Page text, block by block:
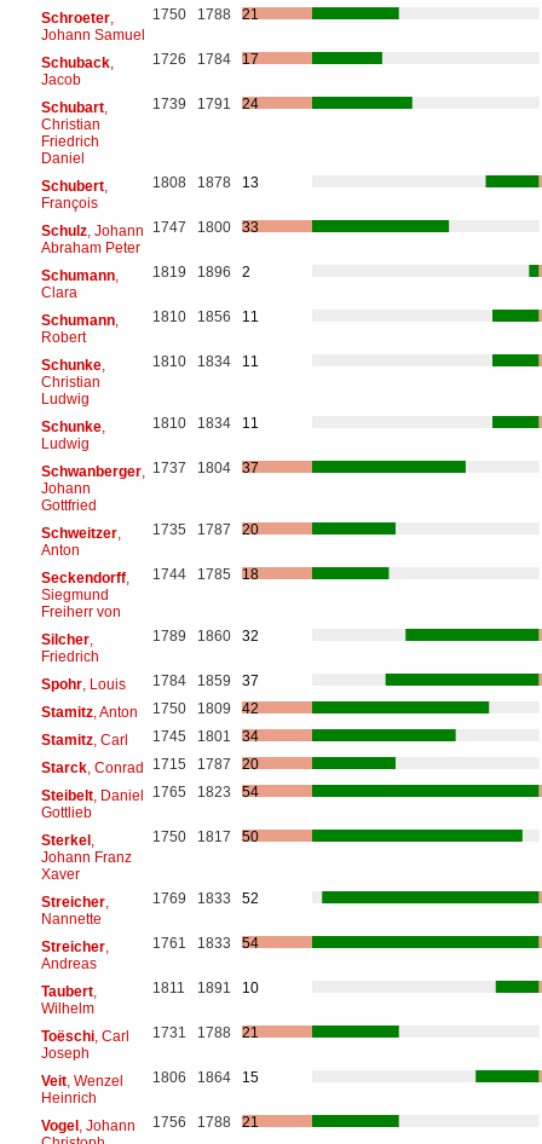
Schroeter,
Johann Samuel
1750 1788 21
Schuback,
Jacob
1726 1784 17
Schubart,
Christian
Friedrich
Daniel
1739 1791 24
Schubert,
François
1808 1878 13
Schulz, Johann
Abraham Peter
1747 1800 33
Schumann,
Clara
1819 1896 2
Schumann,
Robert
1810 1856 11
Schunke,
Christian
Ludwig
1810 1834 11
Schunke,
Ludwig
1810 1834 11
Schwanberger,
Johann
Gottfried
1737 1804 37
Schweitzer,
Anton
1735 1787 20
Seckendorff,
Siegmund
Freiherr von
1744 1785 18
Silcher,
Friedrich
1789 1860 32
Spohr, Louis 1784 1859
37
Stamitz, Anton 1750 1809
42
Stamitz, Carl 1745 1801
34
Starck, Conrad 1715 1787
20
Steibelt, Daniel
Gottlieb
1765 1823 54
Sterkel,
Johann Franz
Xaver
1750 1817 50
Streicher,
Nannette
1769 1833 52
Streicher,
Andreas
1761 1833 54
Taubert,
Wilhelm
1811 1891 10
Toëschi, Carl
Joseph
1731 1788 21
Veit, Wenzel
Heinrich
1806 1864 15
Vogel, Johann
1756 1788 21